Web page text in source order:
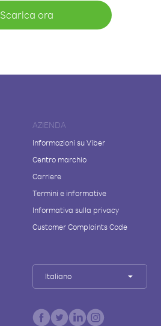
Scarica ora
AZIENDA
Informazioni su Viber
Centro marchio
Carriere
Termini e informative
Informativa sulla privacy
Customer Complaints Code
Italiano